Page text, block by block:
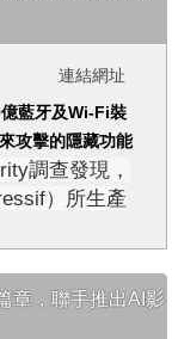
藍牙及Wi-Fi裝
攻擊的隱藏功能
調查發現，
）所生產
錄的隱藏命
擊行動。
Security
連結網址
章，聯手推出AI影